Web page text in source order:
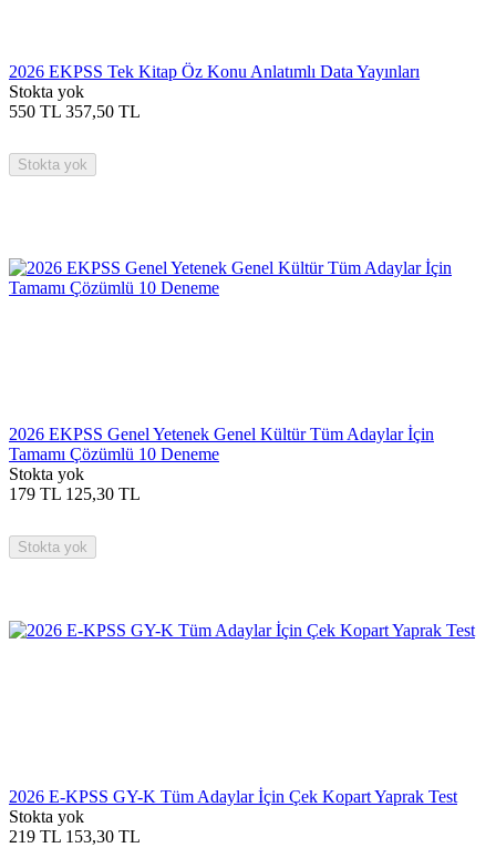
2026 EKPSS Tek Kitap Öz Konu Anlatımlı Data Yayınları
Stokta yok
550 TL 357,50 TL
Stokta yok
2026 EKPSS Genel Yetenek Genel Kültür Tüm Adaylar İçin
Tamamı Çözümlü 10 Deneme
Stokta yok
179 TL 125,30 TL
Stokta yok
2026 E-KPSS GY-K Tüm Adaylar İçin Çek Kopart Yaprak Test
Stokta yok
219 TL 153,30 TL